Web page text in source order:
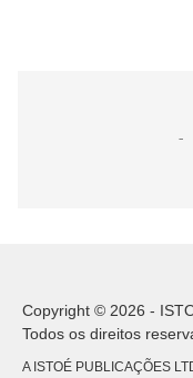
Copyright © 2026 -
Todos os direitos
A ISTOÉ PUBLICAÇÕES